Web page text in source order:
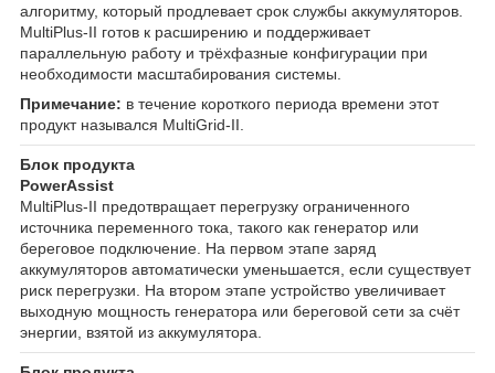
алгоритму, который продлевает срок службы аккумуляторов.
MultiPlus-II готов к расширению и поддерживает
параллельную работу и трёхфазные конфигурации при
необходимости масштабирования системы.
Примечание: в течение короткого периода времени этот
продукт назывался MultiGrid-II.
Блок продукта
PowerAssist
MultiPlus-II предотвращает перегрузку ограниченного
источника переменного тока, такого как генератор или
береговое подключение. На первом этапе заряд
аккумуляторов автоматически уменьшается, если существует
риск перегрузки. На втором этапе устройство увеличивает
выходную мощность генератора или береговой сети за счёт
энергии, взятой из аккумулятора.